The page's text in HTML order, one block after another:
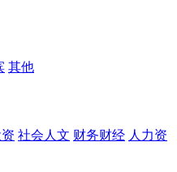
其他
社会人文 财务财经 人力资